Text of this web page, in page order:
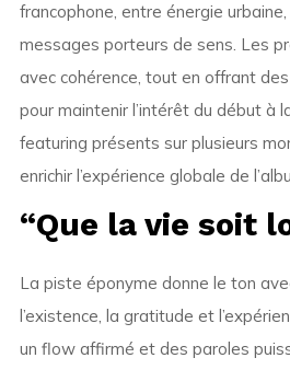
francophone, entre énergie
messages porteurs de sens. Les
avec cohérence, tout en offrant
pour maintenir l’intérêt du début à
featuring présents sur plusieurs
enrichir l’expérience globale de
“Que la vie soit
La piste éponyme donne le ton
l’existence, la gratitude et
un flow affirmé et des paroles